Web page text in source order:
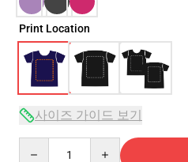
Print Location
사이즈 가이드 보기